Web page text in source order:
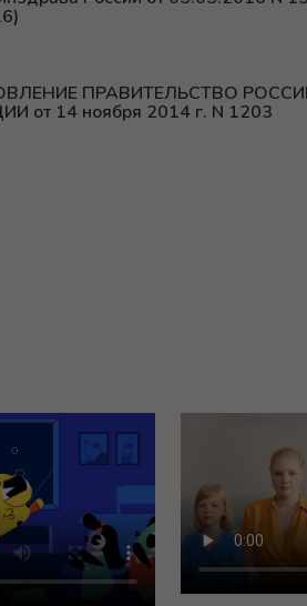
ПРАВИТЕЛЬСТВО
от 14 ноября 2014 г. N 1203